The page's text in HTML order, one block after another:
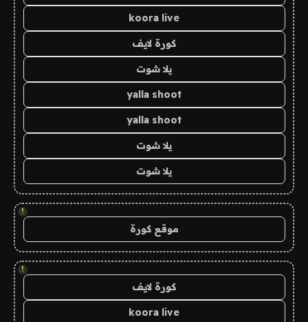
koora live
كورة لايف
يلا شوت
yalla shoot
yalla shoot
يلا شوت
يلا شوت
!
موقع كورة
!
كورة لايف
koora live